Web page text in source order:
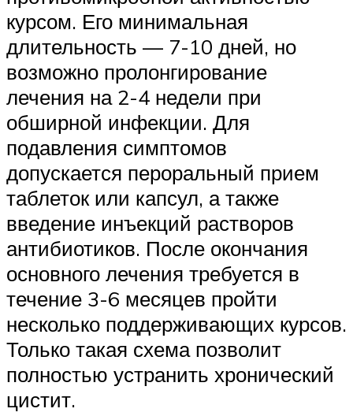
курсом. Его минимальная
длительность — 7-10 дней, но
возможно пролонгирование
лечения на 2-4 недели при
обширной инфекции. Для
подавления симптомов
допускается пероральный прием
таблеток или капсул, а также
введение инъекций растворов
антибиотиков. После окончания
основного лечения требуется в
течение 3-6 месяцев пройти
несколько поддерживающих курсов.
Только такая схема позволит
полностью устранить хронический
цистит.